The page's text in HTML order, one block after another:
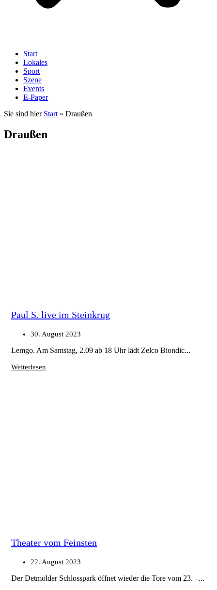
Start
Lokales
Sport
Szene
Events
E-Paper
Sie sind hier Start » Draußen
Draußen
Paul S. live im Steinkrug
30. August 2023
Lemgo. Am Samstag, 2.09 ab 18 Uhr lädt Zelco Biondic...
Weiterlesen
Theater vom Feinsten
22. August 2023
Der Detmolder Schlosspark öffnet wieder die Tore vom 23. –...